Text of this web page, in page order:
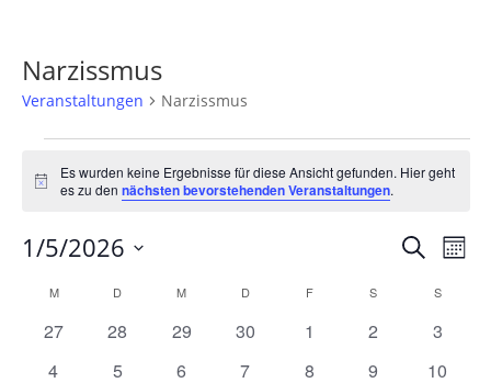
Narzissmus
Veranstaltungen Narzissmus
Hinweis
Es wurden keine Ergebnisse für diese Ansicht gefunden. Hier geht
es zu dennächsten bevorstehenden Veranstaltungen.
Suche
und
Suche
1/5/2026
Kalender
von
Veranstaltungen
M D M D F S S
0
27
0
28
0
29
0
30
0
1
0
2
0
3
0
4
0
5
0
6
0
7
0
8
0
9
0
10